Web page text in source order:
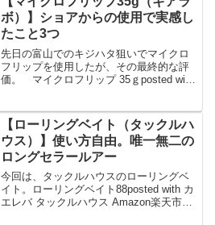
ボ）】ショアからの使用で実感し
たこと3つ
先日の富山でのキジハタ狙いでマイクロ
フリップを使用したが、その最終的な評
価。 マイクロフリップ 35ｇposted with
ティングでの評価なので、オフショ...
【ローリングベイト（タックルハ
ウス）】使い方自由。唯一無二の
ロングセラールアー
今回は、タックルハウスのローリングベ
イト。ローリングベイト88posted with カ
エレバ タックルハウス Amazon楽天市場